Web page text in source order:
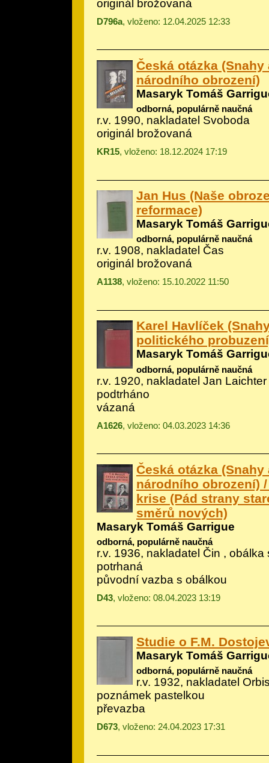
originál brožovaná
D796a, vloženo: 12.04.2025 12:33
Česká otázka (Snahy
národního obrození)
Masaryk Tomáš
odborná, populárně naučná
r.v. 1990, nakladatel Svoboda
originál brožovaná
KR15, vloženo: 18.12.2024 17:19
Jan Hus (Naše
reformace)
Masaryk Tomáš
odborná, populárně naučná
r.v. 1908, nakladatel Čas
originál brožovaná
A1138, vloženo: 15.10.2022 11:50
Karel Havlíček
politického
Masaryk Tomáš
odborná, populárně naučná
r.v. 1920, nakladatel Jan
podtrháno
vázaná
A1626, vloženo: 04.03.2023 14:36
Česká otázka (Snahy
národního obrození)
krise (Pád strany
směrů nových)
Masaryk Tomáš Garrigue
odborná, populárně naučná
r.v. 1936, nakladatel Čin , obálka
potrhaná
původní vazba s obálkou
D43, vloženo: 08.04.2023 13:19
Studie o F.M.
Masaryk Tomáš
odborná, populárně naučná
r.v. 1932, nakladatel
poznámek pastelkou
převazba
D673, vloženo: 24.04.2023 17:31